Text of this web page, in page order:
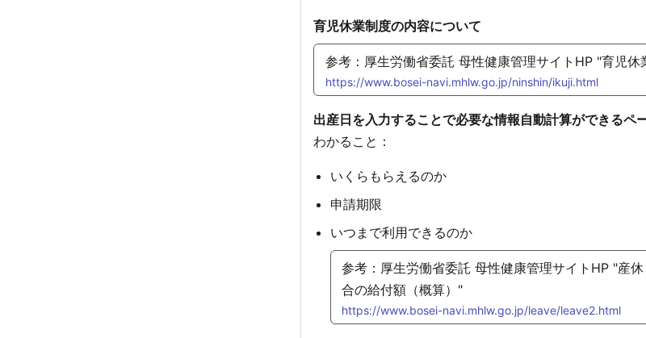
育児休業制度の内容について
参考：厚生労働省委託 母性健康管理サイトHP "育児休
https://www.bosei-navi.mhlw.go.jp/ninshin/ikuji.html
出産日を入力することで必要な情報自動計算ができるペ
わかること：
いくらもらえるのか
申請期限
いつまで利用できるのか
参考：厚生労働省委託 母性健康管理サイトHP "産
合の給付額（概算）"
https://www.bosei-navi.mhlw.go.jp/leave/leave2.html